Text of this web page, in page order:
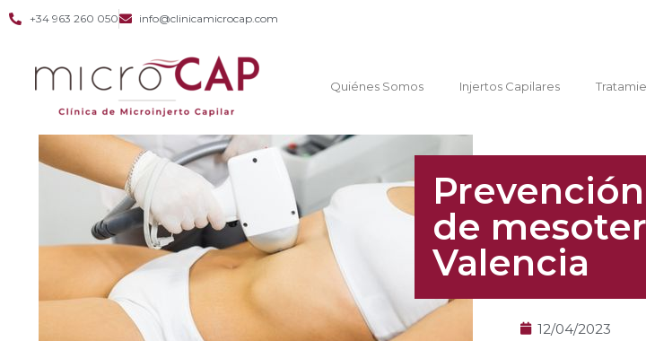
+34 963 260 050 info@clinicamicrocap.com
Quiénes Somos Injertos Capilares
de
Valencia
12/04/2023